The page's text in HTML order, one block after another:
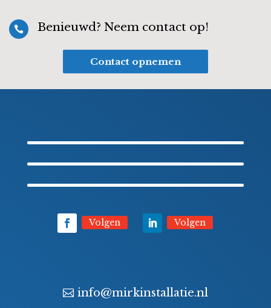
 Benieuwd? Neem contact op!
Contact opnemen
Volgen Volgen
info@mirkinstallatie.nl